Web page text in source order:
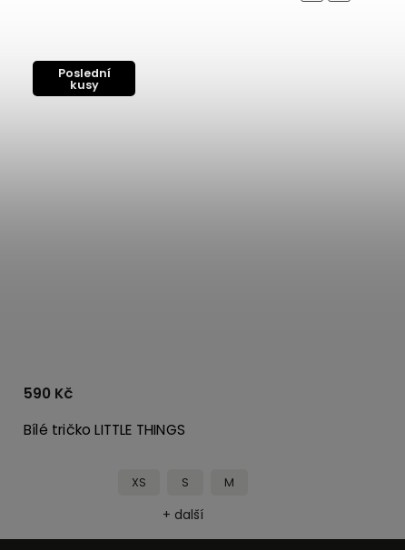
Poslední
kusy
Bílé tričko LITTLE THINGS
590 Kč
XS S M
+ další